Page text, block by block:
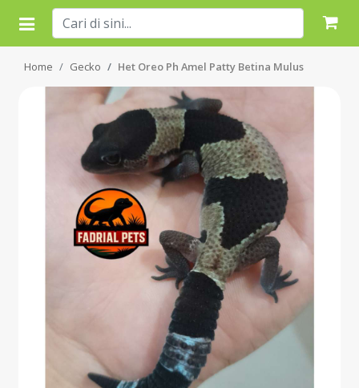
Home Gecko Het Oreo Ph Amel Patty Betina Mulus